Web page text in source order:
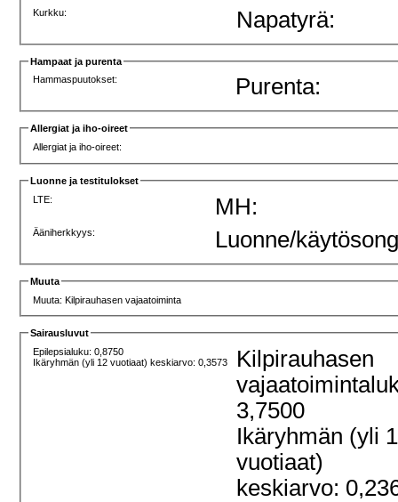
Kurkku: Napatyrä:
Hampaat ja purenta
Hammaspuutokset:
Purenta:
Allergiat ja iho-oireet
Allergiat ja iho-oireet:
Luonne ja testitulokset
LTE:
MH:
Ääniherkkyys: Luonne/
Muuta
Muuta: Kilpirauhasen vajaatoiminta
Sairausluvut
Epilepsialuku: 0,8750
Ikäryhmän (yli 12 vuotiaat) keskiarvo: 0,3573
Kilpirauhasen
3,7500
Ikäryhmän (yli
vuotiaat)
keskiarvo: